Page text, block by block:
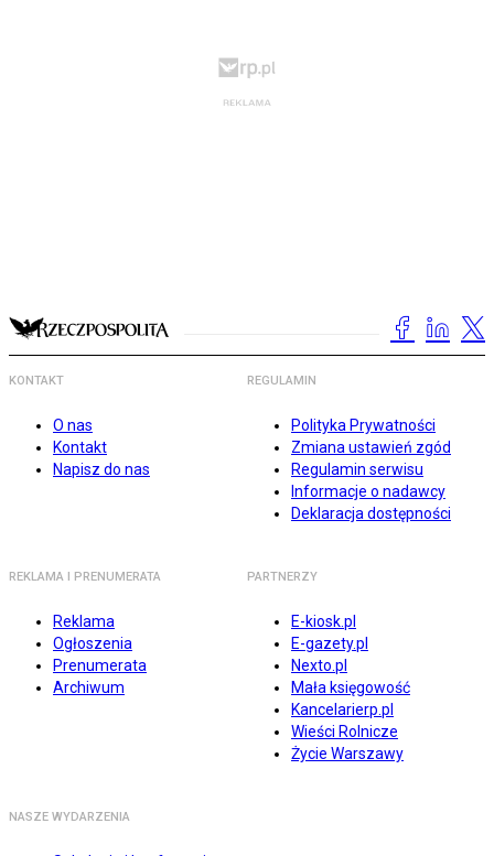
KONTAKT
O nas
Kontakt
Napisz do nas
REGULAMIN
Polityka Prywatności
Zmiana ustawień zgód
Regulamin serwisu
Informacje o nadawcy
Deklaracja dostępności
REKLAMA I PRENUMERATA
Reklama
Ogłoszenia
Prenumerata
Archiwum
PARTNERZY
E-kiosk.pl
E-gazety.pl
Nexto.pl
Mała księgowość
Kancelarierp.pl
Wieści Rolnicze
Życie Warszawy
NASZE WYDARZENIA